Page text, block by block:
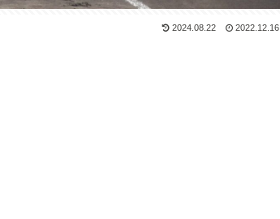
2024.08.22 2022.12.16